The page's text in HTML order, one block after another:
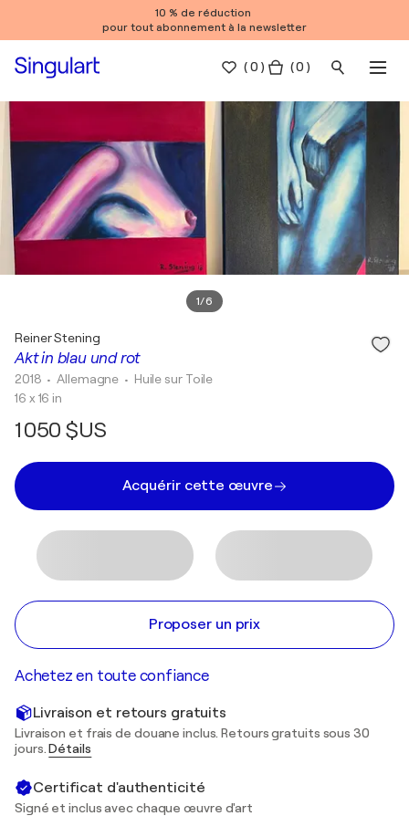
10 % de réduction
pour tout abonnement à la newsletter
(0 ) ( 0 )
1/6
Akt in blau und rot
Reiner Stening
2018 • Allemagne • Huile sur Toile
16 x 16 in
1 050 $US
Acquérir cette œuvre
Proposer un prix
Achetez en toute confiance
Livraison et retours gratuits
Livraison et frais de douane inclus. Retours gratuits sous 30
jours.Détails
Certificat d'authenticité
Signé et inclus avec chaque œuvre d'art